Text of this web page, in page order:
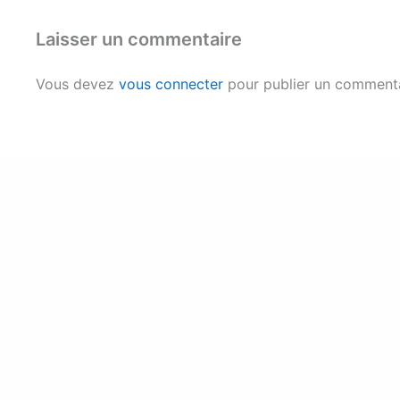
Laisser un commentaire
Vous devez vous connecter pour publier un